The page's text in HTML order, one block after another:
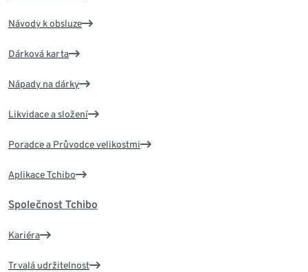
Návody k obsluze
Dárková karta
Nápady na dárky
Likvidace a složení
Poradce a Průvodce velikostmi
Aplikace Tchibo
Společnost Tchibo
Kariéra
Trvalá udržitelnost